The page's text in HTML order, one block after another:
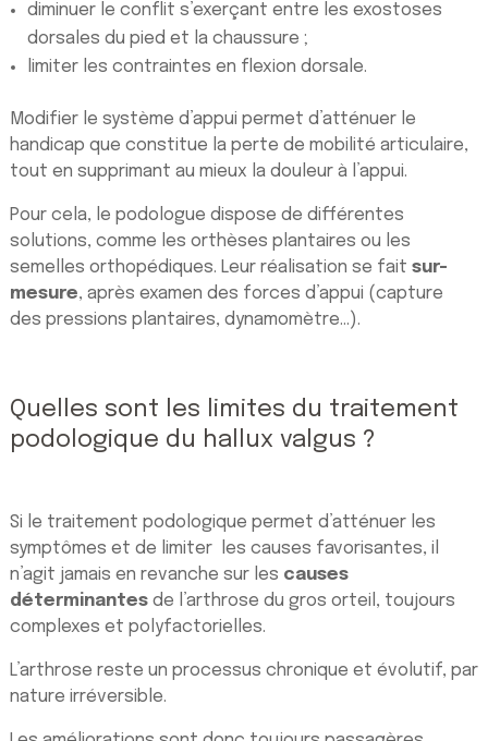
diminuer le conflit s’exerçant entre les exostoses
dorsales du pied et la chaussure ;
limiter les contraintes en flexion dorsale.
Modifier le système d’appui permet d’atténuer le
handicap que constitue la perte de mobilité articulaire,
tout en supprimant au mieux la douleur à l’appui.
Pour cela, le podologue dispose de différentes
solutions, comme les orthèses plantaires ou les
semelles orthopédiques. Leur réalisation se fait sur-
mesure, après examen des forces d’appui (capture
des pressions plantaires, dynamomètre…).
Quelles sont les limites du traitement
podologique du hallux valgus ?
Si le traitement podologique permet d’atténuer les
symptômes et de limiter les causes favorisantes, il
n’agit jamais en revanche sur les causes
déterminantesde l’arthrose du gros orteil, toujours
complexes et polyfactorielles.
L’arthrose reste un processus chronique et évolutif, par
nature irréversible.